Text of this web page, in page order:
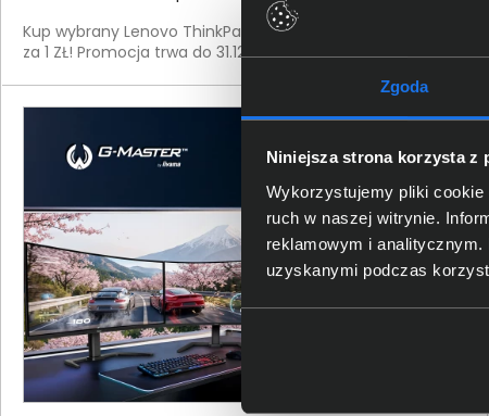
Zgoda
Niniejsza strona korzysta z
Wykorzystujemy pliki cookie
ruch w naszej witrynie.
reklamowym i
uzyskanymi podczas
Kup wybrany Lenovo ThinkPad i odbierz plecak lub torbę
za 1 ZŁ! Promocja trwa do 31.12.2026 r. lub do wyczerpania